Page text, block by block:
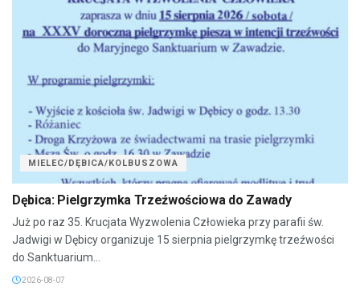
MIELEC/DĘBICA/KOLBUSZOWA
Dębica: Pielgrzymka Trzeźwościowa do Zawady
Już po raz 35. Krucjata Wyzwolenia Człowieka przy parafii św.
Jadwigi w Dębicy organizuje 15 sierpnia pielgrzymkę trzeźwości
do Sanktuarium...
2026-08-07